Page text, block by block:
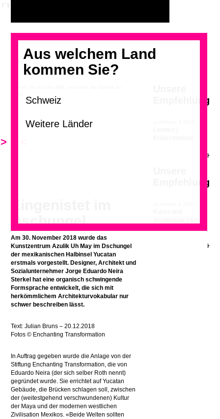
Aus welchem Land
kommen Sie?
>
Dschungel
Am 30. November 2018 wurde das
Kunstzentrum Azulik Uh May im Dschungel
der mexikanischen Halbinsel Yucatan
erstmals vorgestellt. Designer, Architekt und
Sozialunternehmer Jorge Eduardo Neira
Sterkel hat eine organisch schwingende
Formsprache entwickelt, die sich mit
herkömmlichem Architekturvokabular nur
schwer beschreiben lässt.
Text: Julian Bruns – 20.12.2018
Fotos © Enchanting Transformation
In Auftrag gegeben wurde die Anlage von der
Stiftung Enchanting Transformation, die von
Eduardo Neira (der sich selber Roth nennt)
gegründet wurde. Sie errichtet auf Yucatan
Gebäude, die Brücken schlagen soll, zwischen
der (weitestgehend verschwundenen) Kultur
der Maya und der modernen westlichen
Zivilisation Mexikos. «Beide Welten sollten
Empfehlung
Empfehlung